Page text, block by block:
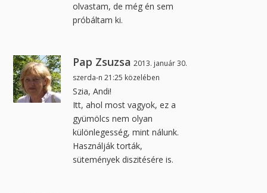
olvastam, de még én sem
próbáltam ki.
Pap Zsuzsa 2013. január 30.
szerda-n 21:25 közelében
Szia, Andi!
Itt, ahol most vagyok, ez a
gyümölcs nem olyan
különlegesség, mint nálunk.
Használják torták,
sütemények diszitésére is.